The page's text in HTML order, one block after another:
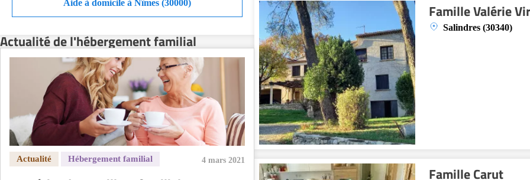
Famille Valérie
Salindres (30340)
Famille Carut
Aide à domicile à Nîmes (30000)
Actualité de l'hébergement familial
4 mars 2021